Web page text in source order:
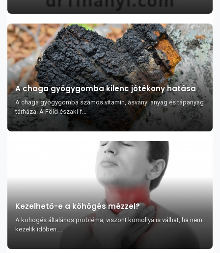
A chaga gyógygomba kilenc jótékony hatása
A chaga gyógygomba számos vitamin, ásványi anyag és tápanyag
tárháza. A Föld északi f...
Kezelhető-e a köhögés mézzel?
A köhögés általános probléma, viszont komollyá is válhat, ha nem
kezelik időben....